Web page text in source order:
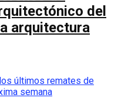
del
arquitectura